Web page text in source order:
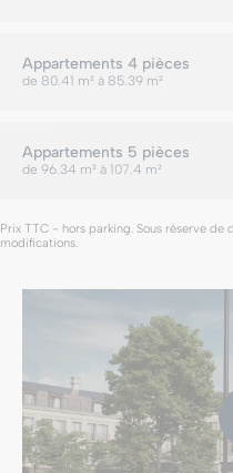
Appartements 4 pièces
de 80.41 m² à 85.39 m²
Appartements 5 pièces
de 96.34 m² à 107.4 m²
Prix TTC - hors parking. Sous réserve
modifications.